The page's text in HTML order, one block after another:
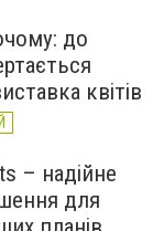
до
квітів
– надійне
для